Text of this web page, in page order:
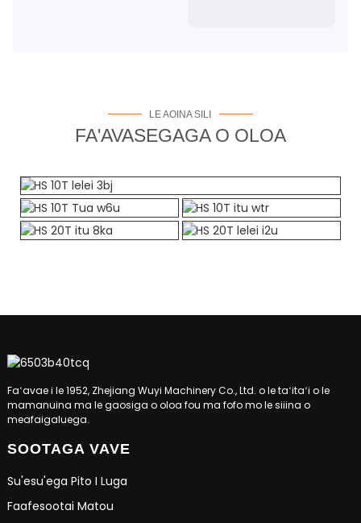
LE AOINA SILI
FA'AVASEGAGA O OLOA
Faʻavae i le 1952, Zhejiang Wuyi Machinery Co., Ltd. o le taʻitaʻi o le
mamanuina ma le gaosiga o oloa fou ma fofo mo le siiina o
meafaigaluega.
SOOTAGA VAVE
Su'esu'ega Pito I Luga
Faafesootai Matou